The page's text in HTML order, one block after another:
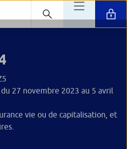
27 novembre 2023 au 5 avril
vie ou de capitalisation, et